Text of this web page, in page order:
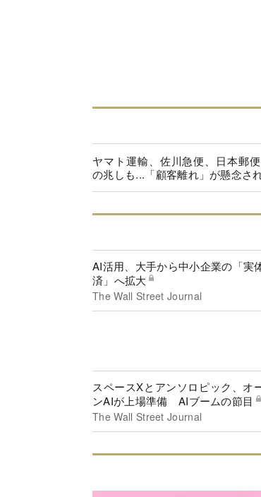
ヤマト運輸、佐川急便、日本郵
の兆しも...「顧客離れ」が懸念さ
AI活用、大手から中小企業の「実
済」へ拡大
The Wall Street Journal
スペースXとアンソロピック、オ
ンAIが上場準備 AIブームの節目
The Wall Street Journal